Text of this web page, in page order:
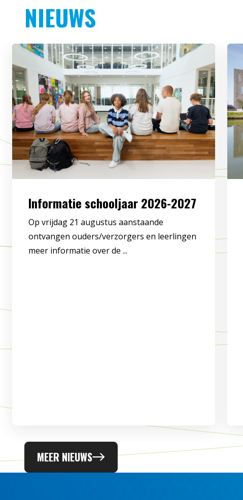
NIEUWS
Informatie schooljaar 2026-2027
Op vrijdag 21 augustus aanstaande
ontvangen ouders/verzorgers en leerlingen
meer informatie over de ...
MEER NIEUWS